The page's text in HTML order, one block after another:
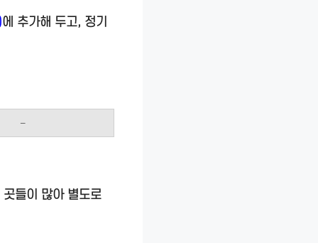
에 추가해 두고, 정기
–
들이 많아 별도로